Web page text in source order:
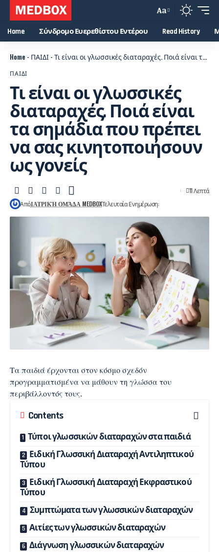
Aa
Home Σύνδρομο Ευερεθίστου Εντέρου Read History
Home - ΠΑΙΔΙ-Τι είναι οι γλωσσικές διαταραχές. Ποιά είναι τα σημάδια που πρέπει να σας κινητοποιήσουν ως γονείς
ΠΑΙΔΙ
Τι είναι οι γλωσσικές
διαταραχές. Ποιά είναι
τα σημάδια που πρέπει
να σας κινητοποιήσουν
ως γονείς
ΑπόΙΑΤΡΙΚΉ ΟΜΆΔΑ MEDBOXΤελευταία Ενημέρωση:
11 Λεπτά
Τα παιδιά έρχονται στον κόσμο σχεδόν
προγραμματισμένα να μάθουν τη γλώσσα του
περιβάλλοντός τους.
Contents
Τύποι γλωσσικών διαταραχών στα παιδιά
Ειδική Γλωσσική Διαταραχή Αντιληπτικού
Τύπου
Ειδική Γλωσσική Διαταραχή Εκφραστικού
Τύπου
Συμπτώματα των γλωσσικών διαταραχών
Αιτίες των γλωσσικών διαταραχών
Διάγνωση γλωσσικών διαταραχών